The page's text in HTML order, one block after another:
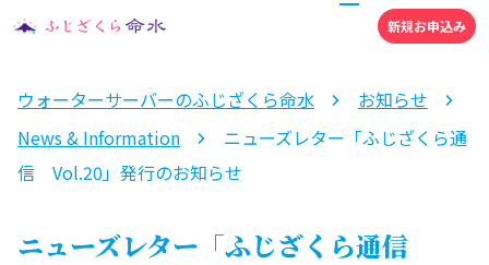
新規お申込み
ウォーターサーバーのふじざくら命水
お知らせ
News & Information
ニューズレター「ふじざくら通
信 Vol.20」発行のお知らせ
ニューズレター「ふじざくら通信